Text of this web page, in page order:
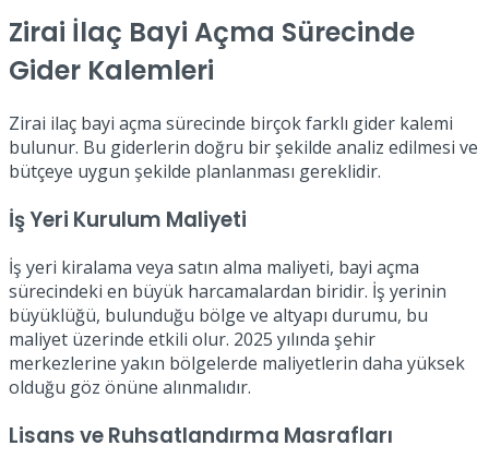
Zirai İlaç Bayi Açma Sürecinde
Gider Kalemleri
Zirai ilaç bayi açma sürecinde birçok farklı gider kalemi
bulunur. Bu giderlerin doğru bir şekilde analiz edilmesi ve
bütçeye uygun şekilde planlanması gereklidir.
İş Yeri Kurulum Maliyeti
İş yeri kiralama veya satın alma maliyeti, bayi açma
sürecindeki en büyük harcamalardan biridir. İş yerinin
büyüklüğü, bulunduğu bölge ve altyapı durumu, bu
maliyet üzerinde etkili olur. 2025 yılında şehir
merkezlerine yakın bölgelerde maliyetlerin daha yüksek
olduğu göz önüne alınmalıdır.
Lisans ve Ruhsatlandırma Masrafları